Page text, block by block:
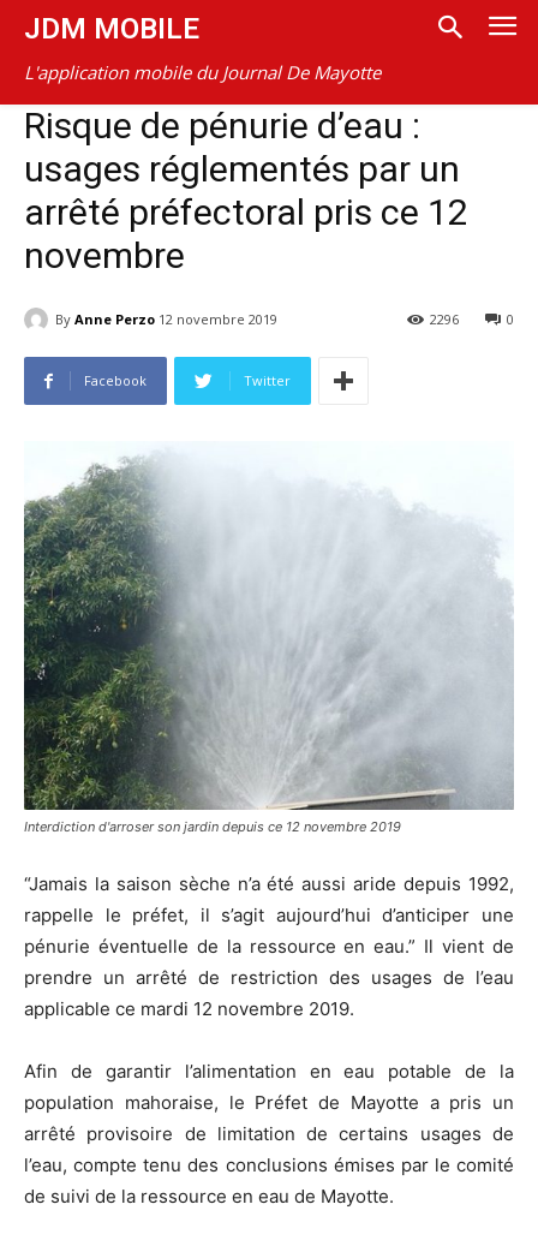
JDM MOBILE
L'application mobile du Journal De Mayotte
Risque de pénurie d’eau :
usages réglementés par un
arrêté préfectoral pris ce 12
novembre
By Anne Perzo 12 novembre 2019 0
2296
Facebook Twitter
Interdiction d'arroser son jardin depuis ce 12 novembre 2019
“Jamais la saison sèche n’a été aussi aride depuis 1992,
rappelle le préfet, il s’agit aujourd’hui d’anticiper une
pénurie éventuelle de la ressource en eau.” Il vient de
prendre un arrêté de restriction des usages de l’eau
applicable ce mardi 12 novembre 2019.
Afin de garantir l’alimentation en eau potable de la
population mahoraise, le Préfet de Mayotte a pris un
arrêté provisoire de limitation de certains usages de
l’eau, compte tenu des conclusions émises par le comité
de suivi de la ressource en eau de Mayotte.